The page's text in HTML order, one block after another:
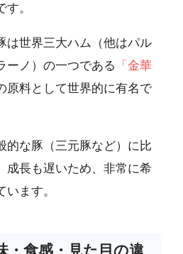
。
は世界三大ハム（他はパル
ーノ）の一つである
「金華
原料として世界的に有名で
的な豚（三元豚など）に比
成長も遅いため、非常に希
ます。
・食感・見た目の違